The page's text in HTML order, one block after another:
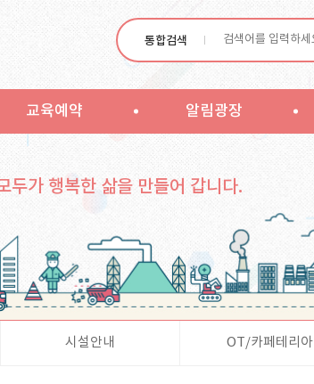
통합검색
교육예약 알림광장
두가 행복한 삶을 만들어 갑니다.
시설안내 OT/카페테리아